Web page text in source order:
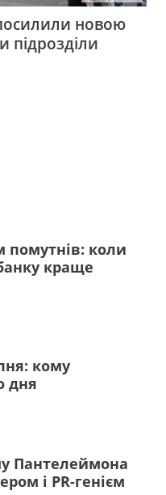
новою
підрозділи
помутнів: коли
краще
кому
дня
Пантелеймона
і PR-генієм